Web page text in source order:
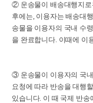
② 운송물이 배송대행지로
후에는, 이용자는 배송대
송물을 이용자의 국내 수
을 완료합니다. 이때에 이
③ 운송물이 이용자의 국
요청에 따라 반송을 대행
있습니다. 이 때 국제 반